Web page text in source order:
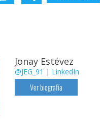
Jonay Estévez
@JEG_91 | LinkedIn
Ver biografía